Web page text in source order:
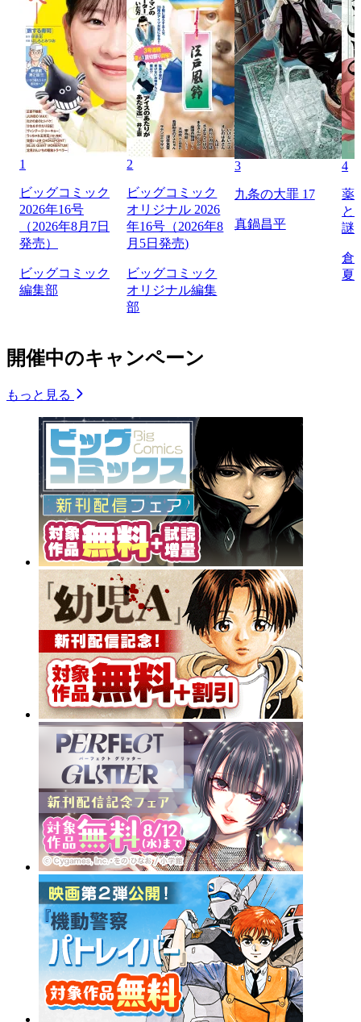
1
ビッグコミック
2026年16号
（2026年8月7日
発売）
ビッグコミック
編集部
2
ビッグコミック
オリジナル 2026
年16号（2026年8
月5日発売)
ビッグコミック
オリジナル編集
部
3
九条の大罪 17
真鍋昌平
4
薬
と
謎
倉
夏
開催中のキャンペーン
もっと見る